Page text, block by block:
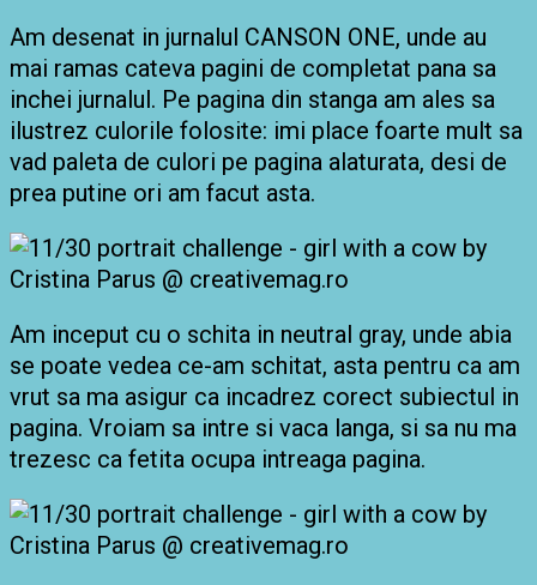
Am desenat in jurnalul CANSON ONE, unde au
mai ramas cateva pagini de completat pana sa
inchei jurnalul. Pe pagina din stanga am ales sa
ilustrez culorile folosite: imi place foarte mult sa
vad paleta de culori pe pagina alaturata, desi de
prea putine ori am facut asta.
Am inceput cu o schita in neutral gray, unde abia
se poate vedea ce-am schitat, asta pentru ca am
vrut sa ma asigur ca incadrez corect subiectul in
pagina. Vroiam sa intre si vaca langa, si sa nu ma
trezesc ca fetita ocupa intreaga pagina.